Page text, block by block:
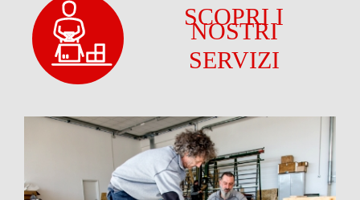
SCOPRI I
NOSTRI
SERVIZI